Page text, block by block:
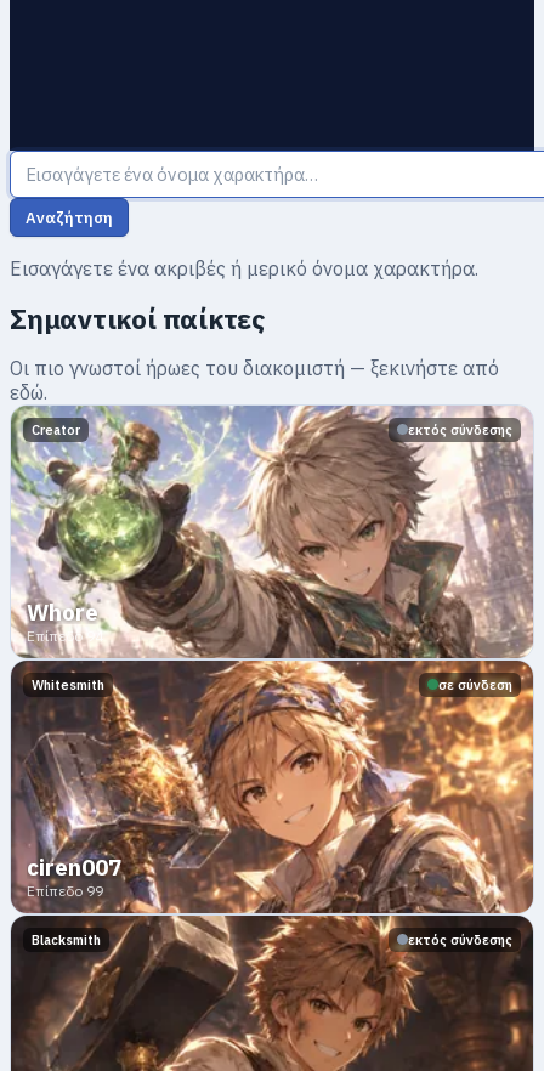
Αναζήτηση
Εισαγάγετε ένα ακριβές ή μερικό όνομα χαρακτήρα.
Σημαντικοί παίκτες
Οι πιο γνωστοί ήρωες του διακομιστή — ξεκινήστε από
εδώ.
Creator εκτός σύνδεσης
Whore
Επίπεδο 94
Whitesmith σε σύνδεση
ciren007
Επίπεδο 99
Blacksmith εκτός σύνδεσης